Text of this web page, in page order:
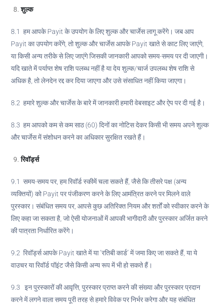
शुल्क
8.1 हम आपके Payit के उपयोग के लिए शुल्क और चार्जेस लागू करेंगे। जब आप
Payit का उपयोग करेंगे, तो शुल्क और चार्जेस आपके Payit खाते से काट लिए जाएंगे,
या किसी अन्य तरीके से लिए जाएंगे जिसकी जानकारी आपको समय-समय पर दी जाएगी।
यदि खाते में पर्याप्त शेष राशि पलब्ध नहीं है या देय शुल्क/चार्ज उपलब्ध शेष राशि से
अधिक है, तो लेनदेन रद्द कर दिया जाएगा और उसे संसाधित नहीं किया जाएगा।
8.2 हमारे शुल्क और चार्जेस के बारे में जानकारी हमारी वेबसाइट और ऐप पर दी गई है।
8.3 हम आपको कम से कम साठ (60) दिनों का नोटिस देकर किसी भी समय अपने शुल्क
और चार्जेस में संशोधन करने का अधिकार सुरक्षित रखते हैं।
रिवॉर्ड्स
9.1 समय-समय पर, हम रिवॉर्ड स्कीमें चला सकते हैं, जैसे कि तीसरे पक्ष (अन्य
व्यक्तियों) को Payit पर पंजीकरण करने के लिए आमंत्रित करने पर मिलने वाले
पुरस्कार। संबंधित समय पर, आपसे कुछ अतिरिक्त नियम और शर्तों को स्वीकार करने के
लिए कहा जा सकता है, जो ऐसी योजनाओं में आपकी भागीदारी और पुरस्कार अर्जित करने
की पात्रता निर्धारित करेंगे।
9.2 रिवॉर्ड्स आपके Payit खाते में या ‘रतिबी कार्ड’ में जमा किए जा सकते हैं, या ये
वाउचर या रिवॉर्ड पॉइंट जैसे किसी अन्य रूप में भी हो सकते हैं।
9.3 इन पुरस्कारों की आवृत्ति, पुरस्कार प्राप्त करने की संख्या और पुरस्कार प्रदान
करने में लगने वाला समय पूरी तरह से हमारे विवेक पर निर्भर करेगा और यह संबंधित